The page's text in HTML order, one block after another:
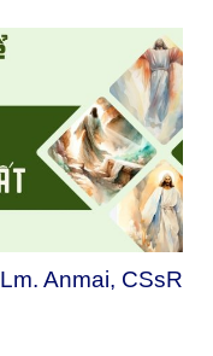
Lm. Anmai, CSsR